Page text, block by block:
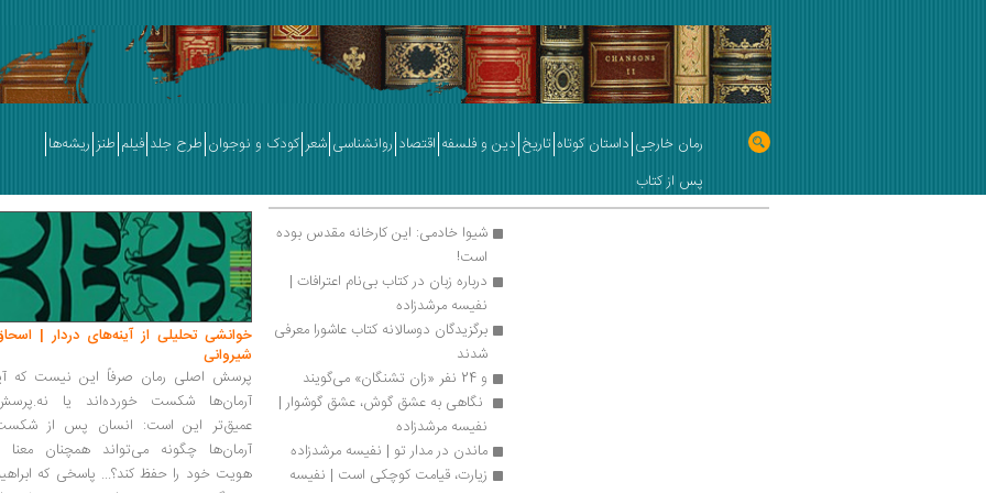
رمان خارجی داستان کوتاه تاریخ دین و فلسفه اقتصاد روانشناسی شعر کودک و نوجوان طرح جلد فیلم طنز ریشه‌ها
پس از کتاب
است!
نفیسه مرشدزاده
شدند
و 24 نفر «زان تشنگان» می‌گویند
نفیسه مرشدزاده
ماندن در مدار تو | نفیسه مرشدزاده
خوانشی تحلیلی از آینه‌های دردار |
شیروانی
پرسش اصلی رمان صرفاً این نیست که
آرمان‌ها شکست خورده‌اند یا
عمیق‌تر این است: انسان پس از
آرمان‌ها چگونه می‌تواند همچنان معنا
هویت خود را حفظ کند؟... پاسخی که